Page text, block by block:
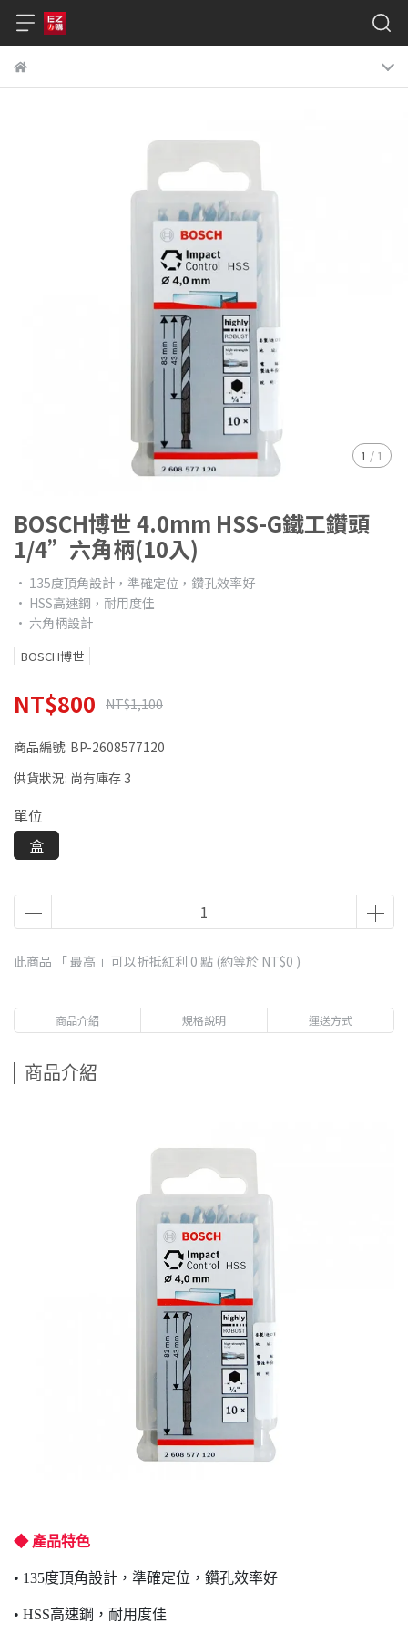
1 / 1
BOSCH博世 4.0mm HSS-G鐵工鑽頭
1/4”六角柄(10入)
• 135度頂角設計，準確定位，鑽孔效率好
• HSS高速鋼，耐用度佳
• 六角柄設計
BOSCH博世
NT$800 NT$1,100
商品編號: BP-2608577120
供貨狀況: 尚有庫存 3
單位
盒
此商品 「 最高 」可以折抵紅利 0 點 (約等於 NT$0 )
商品介紹 規格說明 運送方式
商品介紹
◆ 產品特色
• 135度頂角設計，準確定位，鑽孔效率好
• HSS高速鋼，耐用度佳